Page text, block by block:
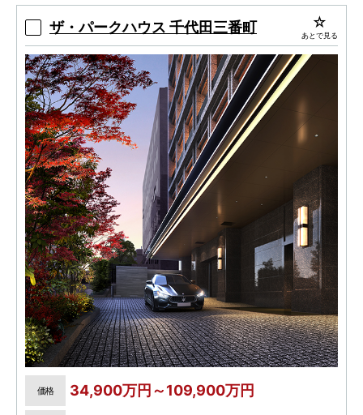
ザ・パークハウス 千代田三番町 あとで見る
価格 34,900万円～109,900万円